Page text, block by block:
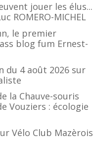
jouer les élus...
ROMERO-MICHEL
le premier
blog fum Ernest-
du 4 août 2026 sur
la Chauve-souris
Vouziers : écologie
Vélo Club Mazèrois